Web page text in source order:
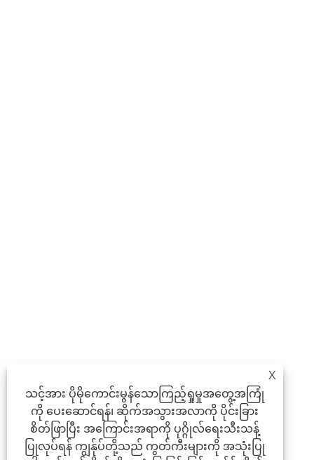
X
သင့်အား ပိုမိုကောင်းမွန်သောကြည့်ရှုမှုအတွေ့အကြုံ
ကို ပေးဆောင်ရန်၊ ဆိုက်အသွားအလာကို ပိုင်းခြား
စိတ်ဖြာပြီး အကြောင်းအရာကို ပုဂ္ဂိုလ်ရေးသီးသန့်
ပြုလုပ်ရန် ကျွန်ုပ်တို့သည် ကွတ်ကီးများကို အသုံးပြု